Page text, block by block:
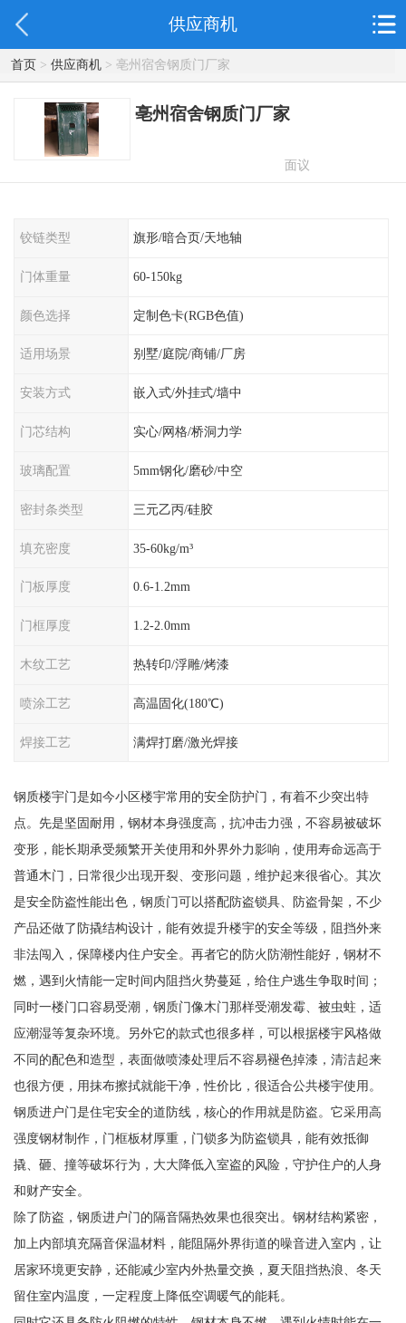
供应商机
首页> 供应商机> 亳州宿舍钢质门厂家
亳州宿舍钢质门厂家
面议
铰链类型 旗形/暗合页/天地轴
门体重量 60-150kg
颜色选择 定制色卡(RGB色值)
适用场景 别墅/庭院/商铺/厂房
安装方式 嵌入式/外挂式/墙中
门芯结构 实心/网格/桥洞力学
玻璃配置 5mm钢化/磨砂/中空
密封条类型 三元乙丙/硅胶
填充密度 35-60kg/m³
门板厚度 0.6-1.2mm
门框厚度 1.2-2.0mm
木纹工艺 热转印/浮雕/烤漆
喷涂工艺 高温固化(180℃)
焊接工艺 满焊打磨/激光焊接
钢质楼宇门是如今小区楼宇常用的安全防护门，有着不少突出特
点。先是坚固耐用，钢材本身强度高，抗冲击力强，不容易被破坏
变形，能长期承受频繁开关使用和外界外力影响，使用寿命远高于
普通木门，日常很少出现开裂、变形问题，维护起来很省心。其次
是安全防盗性能出色，钢质门可以搭配防盗锁具、防盗骨架，不少
产品还做了防撬结构设计，能有效提升楼宇的安全等级，阻挡外来
非法闯入，保障楼内住户安全。再者它的防火防潮性能好，钢材不
燃，遇到火情能一定时间内阻挡火势蔓延，给住户逃生争取时间；
同时一楼门口容易受潮，钢质门像木门那样受潮发霉、被虫蛀，适
应潮湿等复杂环境。另外它的款式也很多样，可以根据楼宇风格做
不同的配色和造型，表面做喷漆处理后不容易褪色掉漆，清洁起来
也很方便，用抹布擦拭就能干净，性价比，很适合公共楼宇使用。
钢质进户门是住宅安全的道防线，核心的作用就是防盗。它采用高
强度钢材制作，门框板材厚重，门锁多为防盗锁具，能有效抵御
撬、砸、撞等破坏行为，大大降低入室盗的风险，守护住户的人身
和财产安全。
除了防盗，钢质进户门的隔音隔热效果也很突出。钢材结构紧密，
加上内部填充隔音保温材料，能阻隔外界街道的噪音进入室内，让
居家环境更安静，还能减少室内外热量交换，夏天阻挡热浪、冬天
留住室内温度，一定程度上降低空调暖气的能耗。